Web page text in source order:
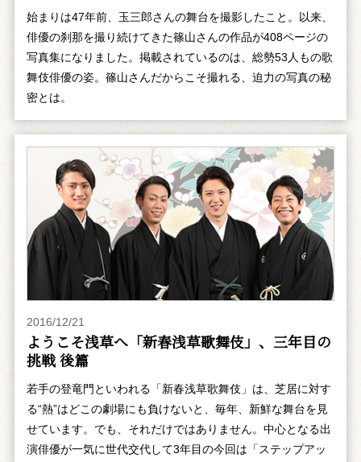
始まりは47年前、玉三郎さんの舞台を撮影したこと。以来、
俳優の刹那を撮り続けてきた篠山さんの作品が408ページの
写真集になりました。掲載されているのは、総勢53人もの歌
舞伎俳優の姿。篠山さんだからこそ撮れる、迫力の写真の秘
密とは。
2016/12/21
ようこそ浅草へ「新春浅草歌舞伎」、三年目の
挑戦 後篇
若手の登竜門といわれる「新春浅草歌舞伎」は、芝居に対す
る“熱”はどこの劇場にも負けないと、毎年、新鮮な舞台を見
せています。でも、それだけではありません。中心となる出
演俳優が一気に世代交代して3年目の今回は「ステップアッ